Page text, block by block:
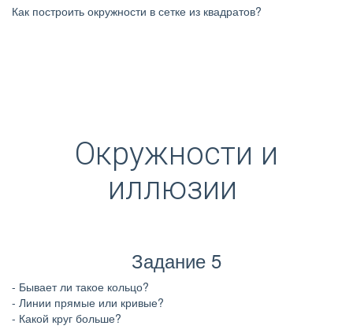
Как построить окружности в сетке из квадратов?
Окружности и
иллюзии
Задание 5
- Бывает ли такое кольцо?
- Линии прямые или кривые?
- Какой круг больше?